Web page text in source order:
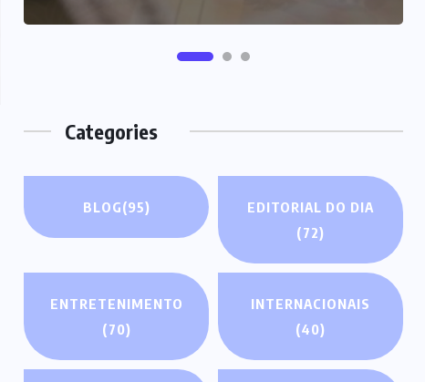
Categories
BLOG(95)
EDITORIAL DO DIA
(72)
ENTRETENIMENTO
(70)
INTERNACIONAIS
(40)